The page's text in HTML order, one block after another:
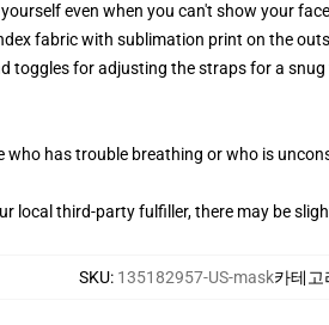
even when you can't show your face
fabric with sublimation print on the
toggles for adjusting the straps for a snug
who has trouble breathing or who is
local third-party fulfiller, there may be
SKU: 135182957-US-mask카테고